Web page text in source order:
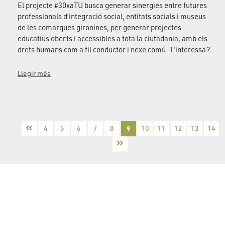
El projecte #30xaTU busca generar sinergies entre futures
professionals d’integració social, entitats socials i museus
de les comarques gironines, per generar projectes
educatius oberts i accessibles a tota la ciutadania, amb els
drets humans com a fil conductor i nexe comú. T'interessa?
Llegir més
« 4 5 6 7 8 9 10 11 12 13 14
»